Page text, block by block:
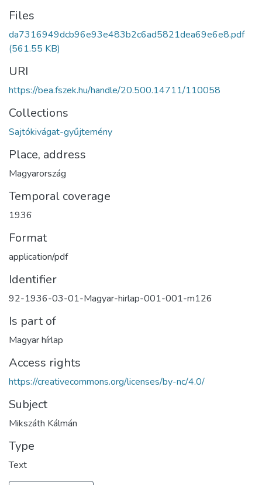
Files
da7316949dcb96e93e483b2c6ad5821dea69e6e8.pdf
(561.55 KB)
URI
https://bea.fszek.hu/handle/20.500.14711/110058
Collections
Sajtókivágat-gyűjtemény
Place, address
Magyarország
Temporal coverage
1936
Format
application/pdf
Identifier
92-1936-03-01-Magyar-hirlap-001-001-m126
Is part of
Magyar hírlap
Access rights
https://creativecommons.org/licenses/by-nc/4.0/
Subject
Mikszáth Kálmán
Type
Text